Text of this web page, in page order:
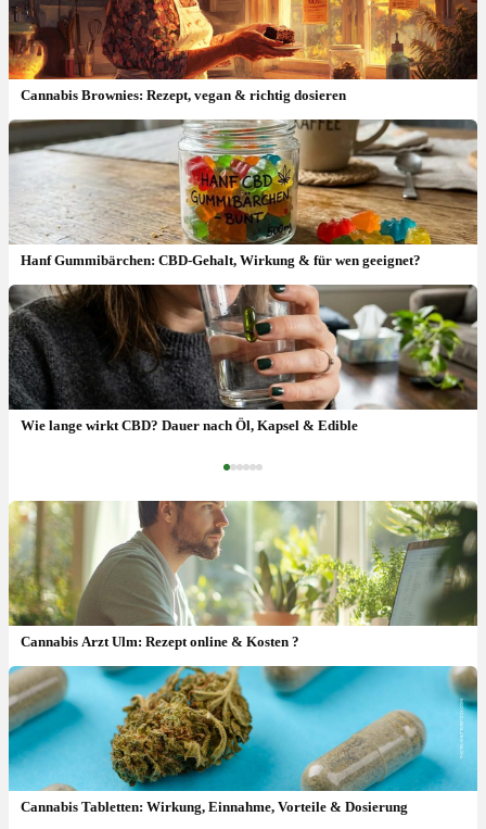
Cannabis Brownies: Rezept, vegan & richtig dosieren
Hanf Gummibärchen: CBD-Gehalt, Wirkung & für wen geeignet?
Wie lange wirkt CBD? Dauer nach Öl, Kapsel & Edible
Cannabis Arzt Moers: Termin & wer verschreibt Cannabis ?
Cannabis Arzt Ulm: Rezept online & Kosten ?
Cannabis Tabletten: Wirkung, Einnahme, Vorteile & Dosierung